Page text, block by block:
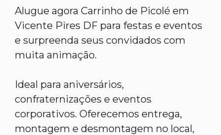
Alugue agora Carrinho de Picolé em
Vicente Pires DF para festas e eventos
e surpreenda seus convidados com
muita animação.
Ideal para aniversários,
confraternizações e eventos
corporativos. Oferecemos entrega,
montagem e desmontagem no local,